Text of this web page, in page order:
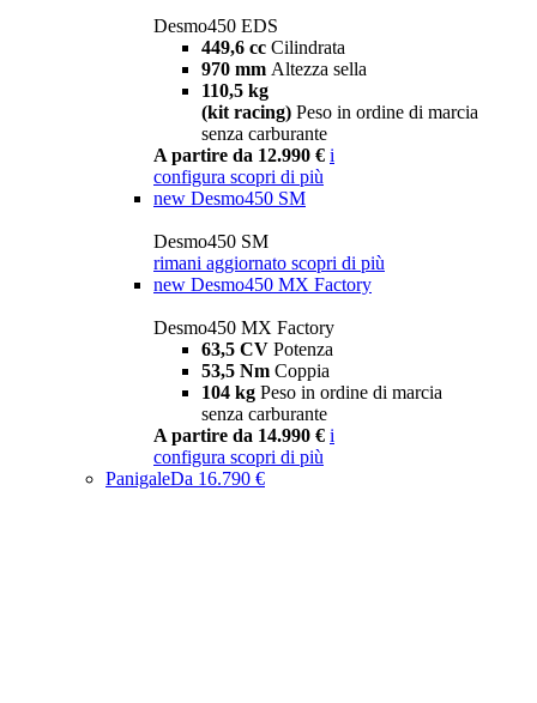
Desmo450 EDS
449,6 cc Cilindrata
970 mm Altezza sella
110,5 kg
(kit racing) Peso in ordine di marcia
senza carburante
A partire da 12.990 € i
configura scopri di più
new Desmo450 SM
Desmo450 SM
rimani aggiornato scopri di più
new Desmo450 MX Factory
Desmo450 MX Factory
63,5 CV Potenza
53,5 Nm Coppia
104 kg Peso in ordine di marcia
senza carburante
A partire da 14.990 € i
configura scopri di più
PanigaleDa 16.790 €